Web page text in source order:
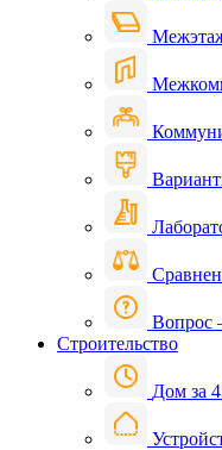
Вопрос
Строительство
Дом за